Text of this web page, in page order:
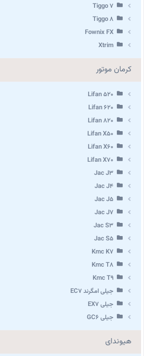
Tiggo 7
Tiggo 8
Fownix FX
Xtrim
کرمان موتور
Lifan 520
Lifan 620
Lifan 820
Lifan X50
Lifan X60
Lifan X70
Jac J3
Jac J4
Jac J5
Jac J7
Jac S3
Jac S5
Kmc K7
Kmc T8
Kmc T9
جیلی امگرند EC7
جیلی EX7
جیلی GC6
هیوندای